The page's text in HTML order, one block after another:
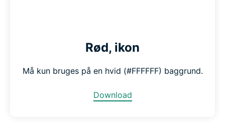
Rød, ikon
Må kun bruges på en hvid (#FFFFFF) baggrund.
Download